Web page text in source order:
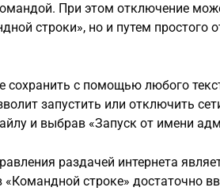
При этом отключение
строки», но и путем простого
с помощью любого
запустить или отключить
и выбрав «Запуск от имени
раздачей интернета
строке» достаточно